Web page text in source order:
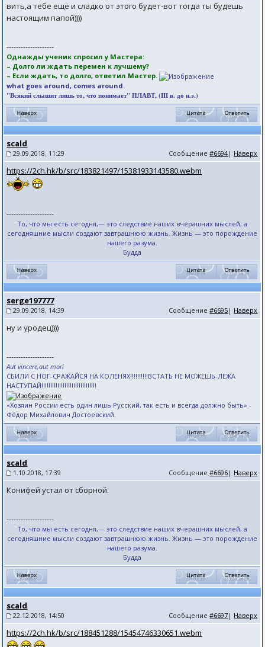
вить,а тебе ещё и сладко от этого будет-вот тогда ты будешь
настоящим папой))))
--------------------
Однажды ученик спросил у Мастера:
– Долго ли ждать перемен к лучшему?
– Если ждать, то долго, ответил Мастер.
what goes around, comes around.
"Всякий слышит лишь то, что понимает" ПЛАВТ, (III в. до н.э.)
scald
29.09.2018, 11:29 Сообщение#6694| Наверх
https://2ch.hk/b/src/183821497/15381933143580.webm
--------------------
То, что мы есть сегодня,— это следствие наших вчерашних мыслей, а
сегодняшние мысли создают завтрашнюю жизнь. Жизнь — это порождение
нашего разума.
Будда
serge197777
29.09.2018, 14:39 Сообщение#6695 | Наверх
ну и уродец))))
--------------------
Aut vincere,aut mori
СБИЛИ С НОГ-СРАЖАЙСЯ НА КОЛЕНЯХ!!!!!!!!!!ВСТАТЬ НЕ МОЖЕШЬ-ЛЕЖА
НАСТУПАЙ!!!!!!!!!!!!!!!!!!!!!!!!!!!!!!!
«Хозяин России есть один лишь Русский, так есть и всегда должно быть» -
Фёдор Михайлович Достоевский.
scald
1.10.2018, 17:39 Сообщение#6696 | Наверх
Конифей устал от сборной.
--------------------
То, что мы есть сегодня,— это следствие наших вчерашних мыслей, а
сегодняшние мысли создают завтрашнюю жизнь. Жизнь — это порождение
нашего разума.
Будда
scald
22.12.2018, 14:50 Сообщение#6697 | Наверх
https://2ch.hk/b/src/188451288/15454746330651.webm